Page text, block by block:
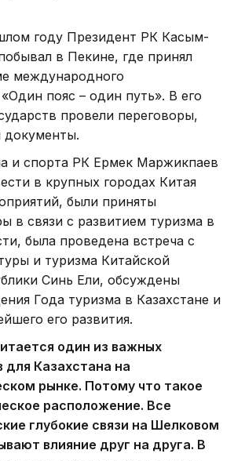
году Президент РК Касым-
в Пекине, где принял
международного
пояс – один путь». В его
провели переговоры,
и спорта РК Ермек Маржикпаев
в крупных городах Китая
были приняты
в связи с развитием туризма в
была проведена встреча с
и туризма Китайской
Синь Ели, обсуждены
Года туризма в Казахстане и
его развития.
один из важных
для Казахстана на
рынке. Потому что такое
расположение. Все
глубокие связи на Шелковом
влияние друг на друга. В